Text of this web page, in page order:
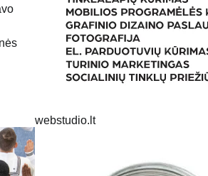
webstudio.lt